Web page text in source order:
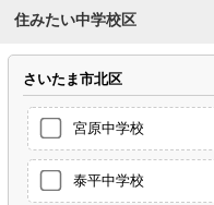
住みたい中学校区
さいたま市北区
宮原中学校
泰平中学校